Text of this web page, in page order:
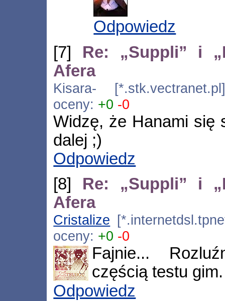
Odpowiedz
[7] Re: „Suppli” i
Afera
Kisara-
oceny: +0 -0
Widzę, że Hanami się
dalej ;)
Odpowiedz
[8] Re: „Suppli” i
Afera
Cristalize
oceny: +0 -0
Fajnie...
częścią testu
Odpowiedz